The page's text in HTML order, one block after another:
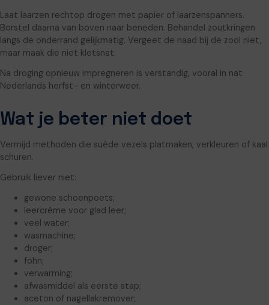
Laat laarzen rechtop drogen met papier of laarzenspanners.
Borstel daarna van boven naar beneden. Behandel zoutkringen
langs de onderrand gelijkmatig. Vergeet de naad bij de zool niet,
maar maak die niet kletsnat.
Na droging opnieuw impregneren is verstandig, vooral in nat
Nederlands herfst- en winterweer.
Wat je beter niet doet
Vermijd methoden die suède vezels platmaken, verkleuren of kaal
schuren.
Gebruik liever niet:
gewone schoenpoets;
leercrème voor glad leer;
veel water;
wasmachine;
droger;
föhn;
verwarming;
afwasmiddel als eerste stap;
aceton of nagellakremover;